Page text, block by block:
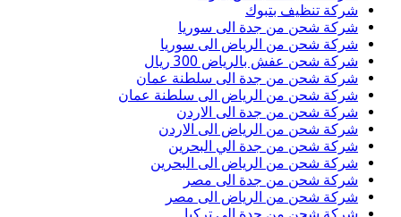
شركة تنظيف بتبوك
شركة شحن من جدة الى سوريا
شركة شحن من الرياض الى سوريا
شركة شحن عفش بالرياض 300 ريال
شركة شحن من جدة الى سلطنة عمان
شركة شحن من الرياض الى سلطنة عمان
شركة شحن من جدة الى الاردن
شركة شحن من الرياض الى الاردن
شركة شحن من جدة الي البحرين
شركة شحن من الرياض الى البحرين
شركة شحن من جدة الى مصر
شركة شحن من الرياض الى مصر